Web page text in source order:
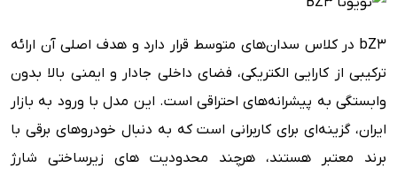
bZ3 در کلاس سدان‌های متوسط قرار دارد و هدف اصلی آن ارائه
ترکیبی از کارایی الکتریکی، فضای داخلی جادار و ایمنی بالا بدون
وابستگی به پیشرانه‌های احتراقی است. این مدل با ورود به بازار
ایران، گزینه‌ای برای کاربرانی است که به دنبال خودروهای برقی با
برند معتبر هستند، هرچند محدودیت های زیرساختی شارژ